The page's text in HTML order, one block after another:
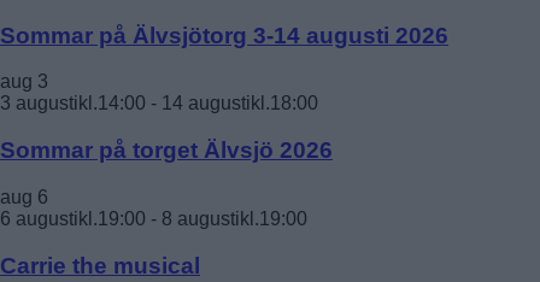
Sommar på Älvsjötorg 3-14 augusti 2026
aug 3
3 augustikl.14:00 - 14 augustikl.18:00
Sommar på torget Älvsjö 2026
aug 6
6 augustikl.19:00 - 8 augustikl.19:00
Carrie the musical